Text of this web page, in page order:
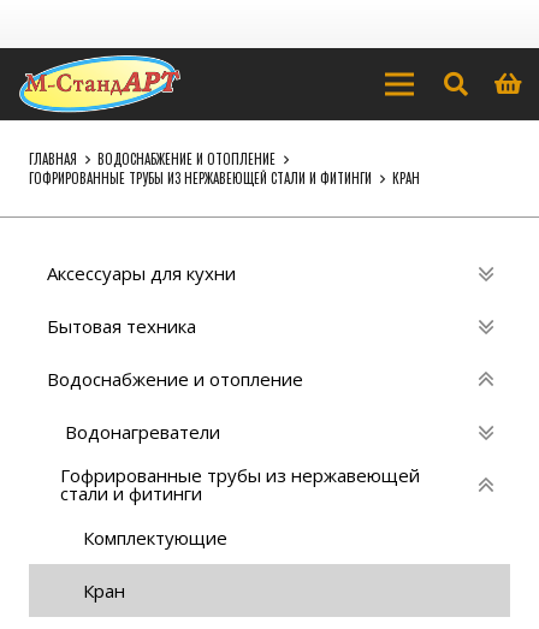
ГЛАВНАЯ
ВОДОСНАБЖЕНИЕ И ОТОПЛЕНИЕ
ГОФРИРОВАННЫЕ ТРУБЫ ИЗ НЕРЖАВЕЮЩЕЙ СТАЛИ И ФИТИНГИ
КРАН
Аксессуары для кухни
Бытовая техника
Водоснабжение и отопление
Водонагреватели
Гофрированные трубы из нержавеющей
стали и фитинги
Комплектующие
Кран